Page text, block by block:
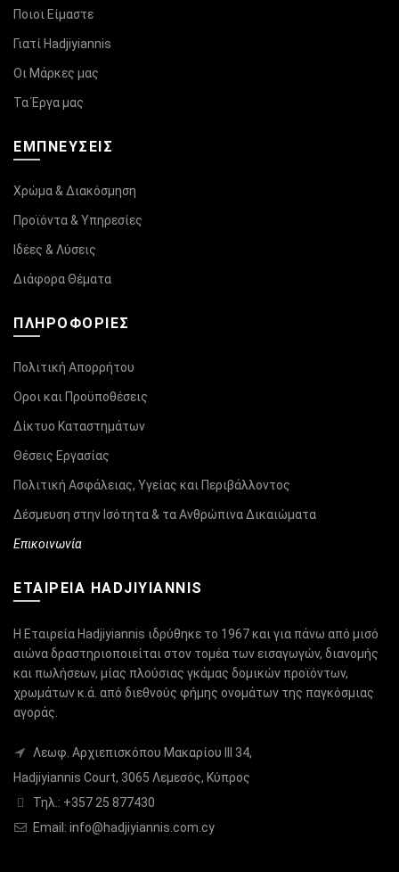
Ποιοι Είμαστε
Γιατί Hadjiyiannis
Οι Μάρκες μας
Τα Έργα μας
ΕΜΠΝΕΥΣΕΙΣ
Χρώμα & Διακόσμηση
Προϊόντα & Υπηρεσίες
Ιδέες & Λύσεις
Διάφορα Θέματα
ΠΛΗΡΟΦΟΡΊΕΣ
Πολιτική Απορρήτου
Οροι και Προϋποθέσεις
Δίκτυο Καταστημάτων
Θέσεις Εργασίας
Πολιτική Ασφάλειας, Υγείας και Περιβάλλοντος
Δέσμευση στην Ισότητα & τα Ανθρώπινα Δικαιώματα
Επικοινωνία
ΕΤΑΙΡΕΙΑ HADJIYIANNIS
Η Εταιρεία Hadjiyiannis ιδρύθηκε το 1967 και για πάνω από μισό
αιώνα δραστηριοποιείται στον τομέα των εισαγωγών, διανομής
και πωλήσεων, μίας πλούσιας γκάμας δομικών προϊόντων,
χρωμάτων κ.ά. από διεθνούς φήμης ονομάτων της παγκόσμιας
αγοράς.
Λεωφ. Αρχιεπισκόπου Μακαρίου ΙΙΙ 34,
Hadjiyiannis Court, 3065 Λεμεσός, Κύπρος
Τηλ.: +357 25 877430
Email: info@hadjiyiannis.com.cy